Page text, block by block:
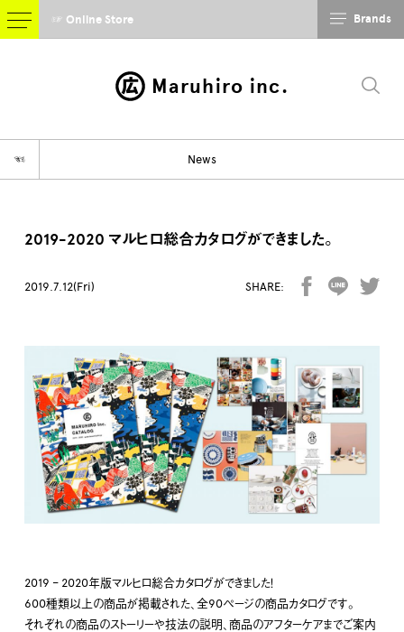
Maruhiro inc.
☞ Online Store Brands
News
☜
2019-2020 マルヒロ総合カタログができました。
2019.7.12(Fri) SHARE:
2019 – 2020年版マルヒロ総合カタログができました！
600種類以上の商品が掲載された、全90ページの商品カタログです。
それぞれの商品のストーリーや技法の説明、商品のアフターケアまでご案内